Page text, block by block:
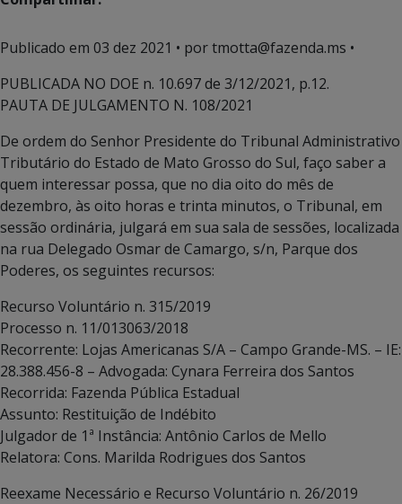
Publicado em 03 dez 2021 • por tmotta@fazenda.ms •
PUBLICADA NO DOE n. 10.697 de 3/12/2021, p.12.
PAUTA DE JULGAMENTO N. 108/2021
De ordem do Senhor Presidente do Tribunal Administrativo
Tributário do Estado de Mato Grosso do Sul, faço saber a
quem interessar possa, que no dia oito do mês de
dezembro, às oito horas e trinta minutos, o Tribunal, em
sessão ordinária, julgará em sua sala de sessões, localizada
na rua Delegado Osmar de Camargo, s/n, Parque dos
Poderes, os seguintes recursos:
Recurso Voluntário n. 315/2019
Processo n. 11/013063/2018
Recorrente: Lojas Americanas S/A – Campo Grande-MS. – IE:
28.388.456-8 – Advogada: Cynara Ferreira dos Santos
Recorrida: Fazenda Pública Estadual
Assunto: Restituição de Indébito
Julgador de 1ª Instância: Antônio Carlos de Mello
Relatora: Cons. Marilda Rodrigues dos Santos
Reexame Necessário e Recurso Voluntário n. 26/2019